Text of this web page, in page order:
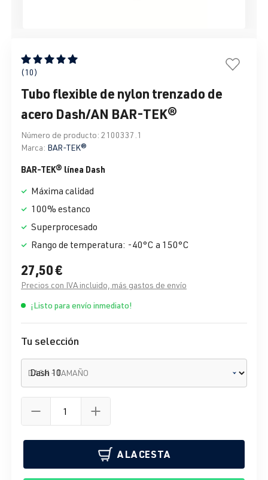
Calificación promedio de 5 de 5 estrellas
(10)
Tubo flexible de nylon trenzado de
acero Dash/AN BAR-TEK®
Número de producto: 2100337.1
Marca: BAR-TEK®
BAR-TEK® línea Dash
Máxima calidad
100% estanco
Superprocesado
Rango de temperatura: -40°C a 150°C
27,50 €
Precios con IVA incluido, más gastos de envío
¡Listo para envío inmediato!
Tu selección
DASH - TAMAÑO
A LA CESTA